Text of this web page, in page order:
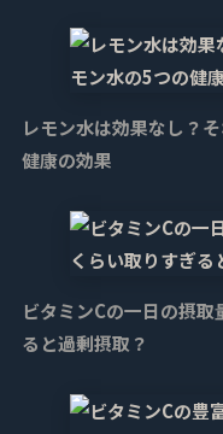
レモン水は効果なし？
健康の効果
ビタミンCの一日の摂
ると過剰摂取？